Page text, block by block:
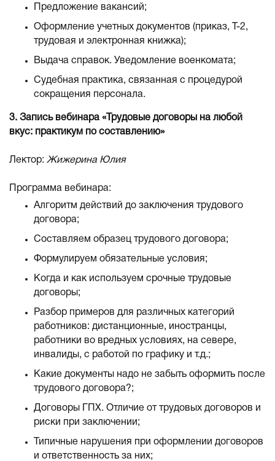
Предложение вакансий;
Оформление учетных документов (приказ, Т-2,
трудовая и электронная книжка);
Выдача справок. Уведомление военкомата;
Судебная практика, связанная с процедурой
сокращения персонала.
3. Запись вебинара «Трудовые договоры на любой
вкус: практикум по составлению»
Лектор: Жижерина Юлия
Программа вебинара:
Алгоритм действий до заключения трудового
договора;
Составляем образец трудового договора;
Формулируем обязательные условия;
Когда и как используем срочные трудовые
договоры;
Разбор примеров для различных категорий
работников: дистанционные, иностранцы,
работники во вредных условиях, на севере,
инвалиды, с работой по графику и т.д.;
Какие документы надо не забыть оформить после
трудового договора?;
Договоры ГПХ. Отличие от трудовых договоров и
риски при заключении;
Типичные нарушения при оформлении договоров
и ответственность за них;